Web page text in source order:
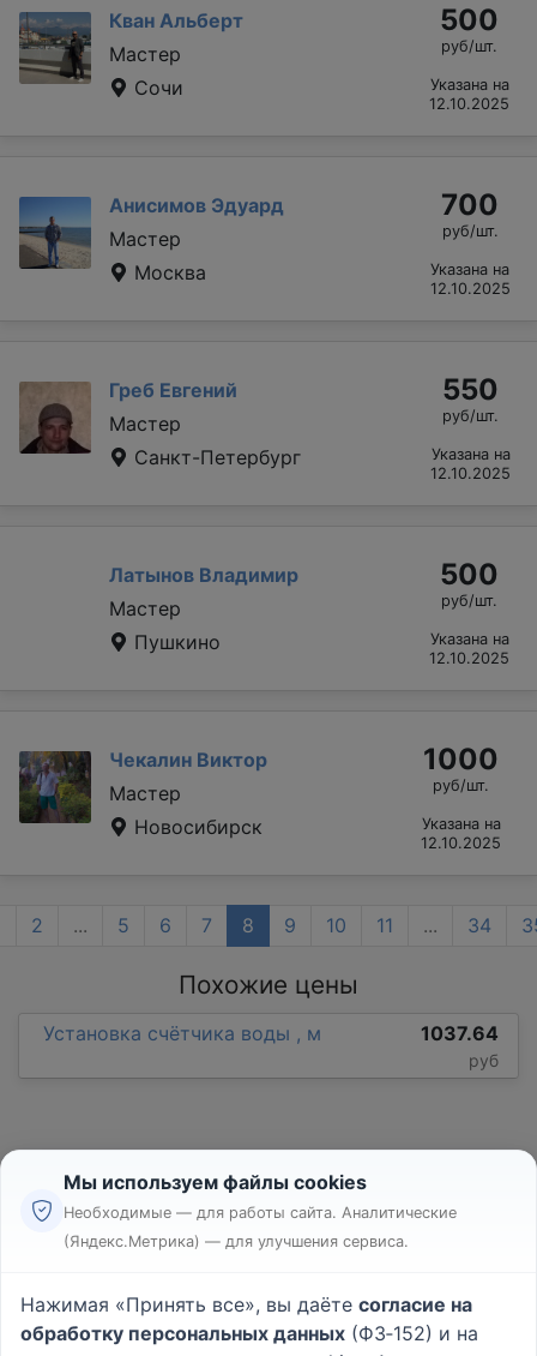
Кван Альберт
Мастер
Сочи
500
руб/шт.
Указана на
12.10.2025
Анисимов Эдуард
Мастер
Москва
700
руб/шт.
Указана на
12.10.2025
Греб Евгений
Мастер
Санкт-Петербург
550
руб/шт.
Указана на
12.10.2025
Латынов Владимир
Мастер
Пушкино
500
руб/шт.
Указана на
12.10.2025
Чекалин Виктор
Мастер
Новосибирск
1000
руб/шт.
Указана на
12.10.2025
2 ... 5 6 7 8 9 10 11 ... 34
Похожие цены
Установка счётчика воды , м 1037.64
руб
Реклама
Пользовательское соглашение
Политика конфиденциальности
Мы используем файлы cookies
Необходимые — для работы сайта. Аналитические
(Яндекс.Метрика) — для улучшения сервиса.
Нажимая «Принять все», вы даёте согласие на
обработку персональных данных (ФЗ‑152) и на